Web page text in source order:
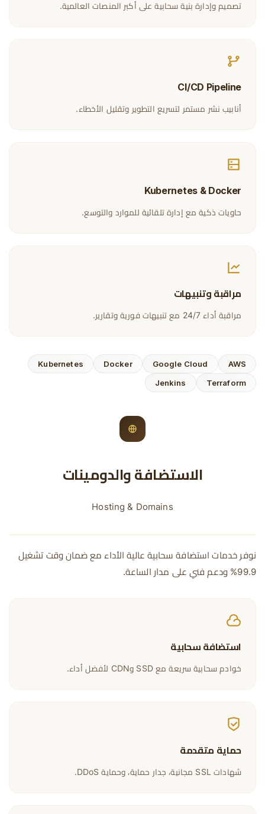
تصميم وإدارة بنية سحابية على أكبر المنصات العالمية.
CI/CD Pipeline
أنابيب نشر مستمر لتسريع التطوير وتقليل الأخطاء.
Kubernetes & Docker
حاويات ذكية مع إدارة تلقائية للموارد والتوسع.
مراقبة وتنبيهات
مراقبة أداء 24/7 مع تنبيهات فورية وتقارير.
AWS
Google Cloud
Docker
Kubernetes
Terraform
Jenkins
الاستضافة والدومينات
Hosting & Domains
نوفر خدمات استضافة سحابية عالية الأداء مع ضمان وقت تشغيل
99.9% ودعم فني على مدار الساعة.
استضافة سحابية
خوادم سحابية سريعة مع SSD وCDN لأفضل أداء.
حماية متقدمة
شهادات SSL مجانية، جدار حماية، وحماية DDoS.